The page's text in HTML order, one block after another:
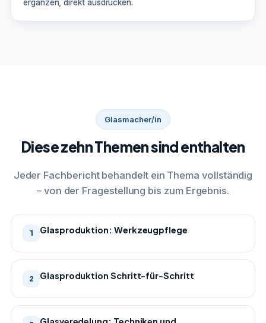
ergänzen, direkt ausdrucken.
Glasmacher/in
Diese zehn Themen sind enthalten
Jeder Fachbericht behandelt ein Thema vollständig
– von der Fragestellung bis zum Ergebnis.
1 Glasproduktion: Werkzeugpflege
2 Glasproduktion Schritt-für-Schritt